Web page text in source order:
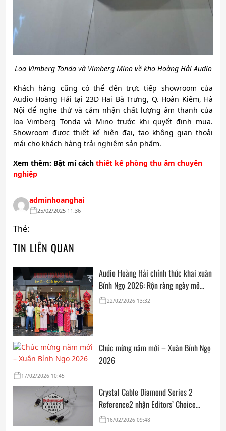
Loa Vimberg Tonda và Vimberg Mino về kho Hoàng Hải Audio
Khách hàng cũng có thể đến trực tiếp showroom của
Audio Hoàng Hải tại 23D Hai Bà Trưng, Q. Hoàn Kiếm, Hà
Nội để nghe thử và cảm nhận chất lượng âm thanh của
loa Vimberg Tonda và Mino trước khi quyết định mua.
Showroom được thiết kế hiện đại, tạo không gian thoải
mái cho khách hàng trải nghiệm sản phẩm.
Xem thêm: Bật mí cách thiết kế phòng thu âm chuyên
nghiệp
adminhoanghai
25/02/2025 11:36
Thẻ:
TIN LIÊN QUAN
Audio Hoàng Hải chính thức khai xuân
Bính Ngọ 2026: Rộn ràng ngày mở
cửa, trọn vẹn lời chúc đầu năm
22/02/2026 13:32
Chúc mừng năm mới – Xuân Bính Ngọ
2026
17/02/2026 10:45
Crystal Cable Diamond Series 2
Reference2 nhận Editors’ Choice
Award: Dedicated Audio 2026 từ The
16/02/2026 09:48